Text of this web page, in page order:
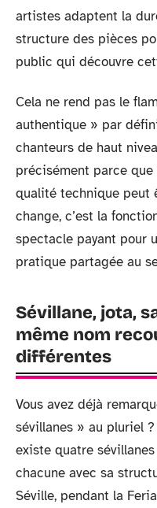
artistes adaptent la
structure des pièces
public qui découvre
Cela ne rend pas le
authentique » par
chanteurs de haut
précisément parce
qualité technique peut
change, c’est la
spectacle payant pour
pratique partagée au
Sévillane, jota,
même nom
différentes
Vous avez déjà
sévillanes » au pluriel
existe quatre
chacune avec sa
Séville, pendant la